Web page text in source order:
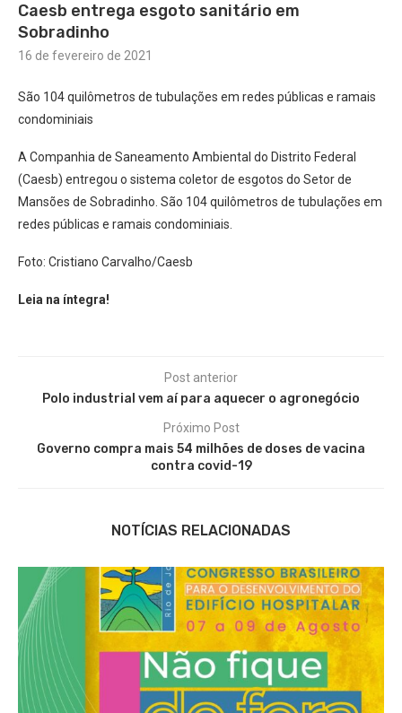
Caesb entrega esgoto sanitário em
Sobradinho
16 de fevereiro de 2021
São 104 quilômetros de tubulações em redes públicas e ramais
condominiais
A Companhia de Saneamento Ambiental do Distrito Federal
(Caesb) entregou o sistema coletor de esgotos do Setor de
Mansões de Sobradinho. São 104 quilômetros de tubulações em
redes públicas e ramais condominiais.
Foto: Cristiano Carvalho/Caesb
Leia na íntegra!
Post anterior
Polo industrial vem aí para aquecer o agronegócio
Próximo Post
Governo compra mais 54 milhões de doses de vacina
contra covid-19
NOTÍCIAS RELACIONADAS